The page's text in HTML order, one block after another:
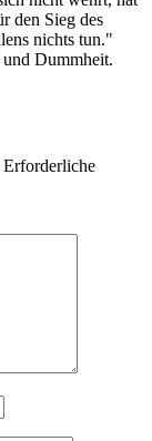
den Sieg des
nichts tun."
und Dummheit.
Erforderliche